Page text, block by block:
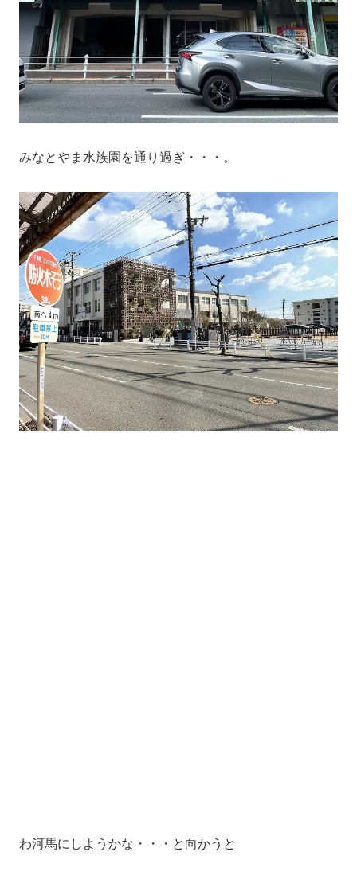
みなとやま水族園を通り過ぎ・・・。
わ河馬にしようかな・・・と向かうと